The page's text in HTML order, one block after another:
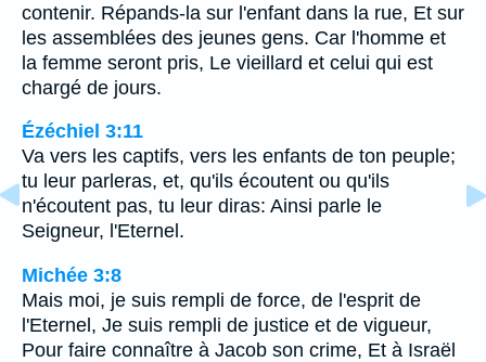
contenir. Répands-la sur l'enfant dans la rue, Et sur
les assemblées des jeunes gens. Car l'homme et
la femme seront pris, Le vieillard et celui qui est
chargé de jours.
Ézéchiel 3:11
Va vers les captifs, vers les enfants de ton peuple;
tu leur parleras, et, qu'ils écoutent ou qu'ils
n'écoutent pas, tu leur diras: Ainsi parle le
Seigneur, l'Eternel.
Michée 3:8
Mais moi, je suis rempli de force, de l'esprit de
l'Eternel, Je suis rempli de justice et de vigueur,
Pour faire connaître à Jacob son crime, Et à Israël